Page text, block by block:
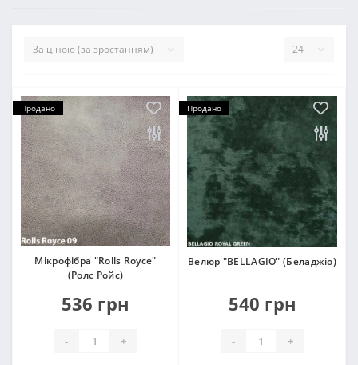
Продано
Мікрофібра "Rolls Royce"
(Ролс Ройс)
536 грн
- +
Продано
Велюр "BELLAGIO" (Беладжіо)
540 грн
- +